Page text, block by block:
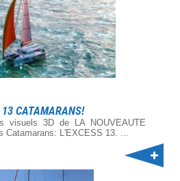
13 CATAMARANS!
visuels 3D de LA NOUVEAUTE
Catamarans: L'EXCESS 13. ...